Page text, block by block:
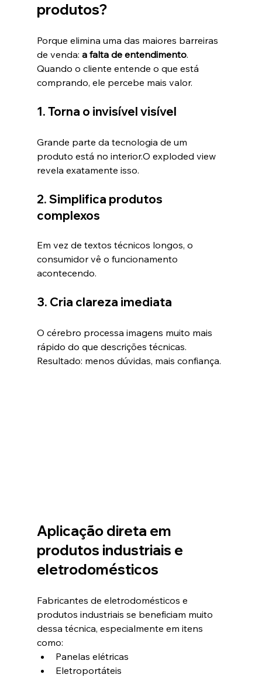
produtos?
Porque elimina uma das maiores barreiras
de venda: a falta de entendimento.
Quando o cliente entende o que está
comprando, ele percebe mais valor.
1. Torna o invisível visível
Grande parte da tecnologia de um
produto está no interior.O exploded view
revela exatamente isso.
2. Simplifica produtos
complexos
Em vez de textos técnicos longos, o
consumidor vê o funcionamento
acontecendo.
3. Cria clareza imediata
O cérebro processa imagens muito mais
rápido do que descrições técnicas.
Resultado: menos dúvidas, mais confiança.
Aplicação direta em
produtos industriais e
eletrodomésticos
Fabricantes de eletrodomésticos e
produtos industriais se beneficiam muito
dessa técnica, especialmente em itens
como:
Panelas elétricas
Eletroportáteis